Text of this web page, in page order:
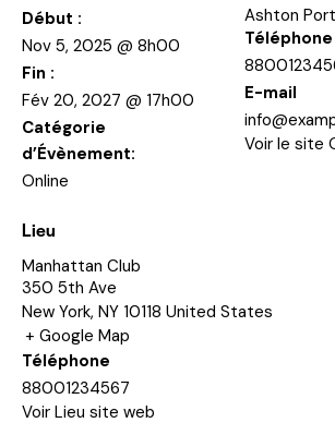
Début :
Nov 5, 2025 @ 8h00
Fin :
Fév 20, 2027 @ 17h00
Catégorie
d’Évènement:
Online
Ashton
Téléphone
E-mail
Voir le site
Lieu
Manhattan Club
350 5th Ave
New York, NY 10118 United States
+ Google Map
Téléphone
88001234567
Voir Lieu site web